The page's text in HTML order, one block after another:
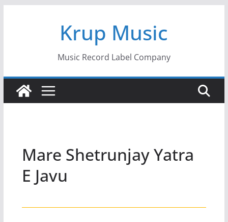
Krup Music
Music Record Label Company
Mare Shetrunjay Yatra
E Javu